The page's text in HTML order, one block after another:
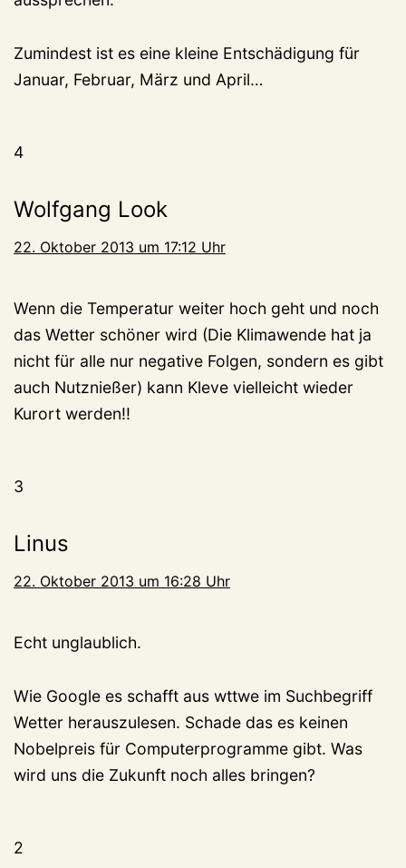
Zumindest ist es eine kleine Entschädigung für
Januar, Februar, März und April…
4
Wolfgang Look
22. Oktober 2013 um 17:12 Uhr
Wenn die Temperatur weiter hoch geht und noch
das Wetter schöner wird (Die Klimawende hat ja
nicht für alle nur negative Folgen, sondern es gibt
auch Nutznießer) kann Kleve vielleicht wieder
Kurort werden!!
3
Linus
22. Oktober 2013 um 16:28 Uhr
Echt unglaublich.
Wie Google es schafft aus wttwe im Suchbegriff
Wetter herauszulesen. Schade das es keinen
Nobelpreis für Computerprogramme gibt. Was
wird uns die Zukunft noch alles bringen?
2